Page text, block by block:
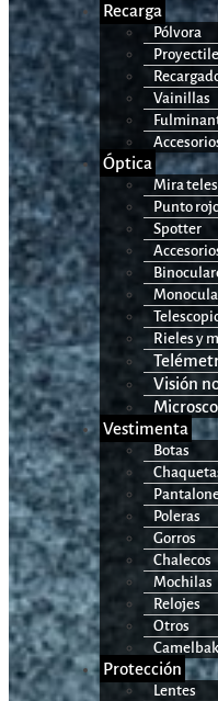
Recarga
Pólvora
Vainillas
Óptica
Mira
Punto
Spotter
Rieles y
Visión
Vestimenta
Botas
Poleras
Gorros
Chalecos
Mochilas
Relojes
Otros
Camelbak
Protección
Lentes